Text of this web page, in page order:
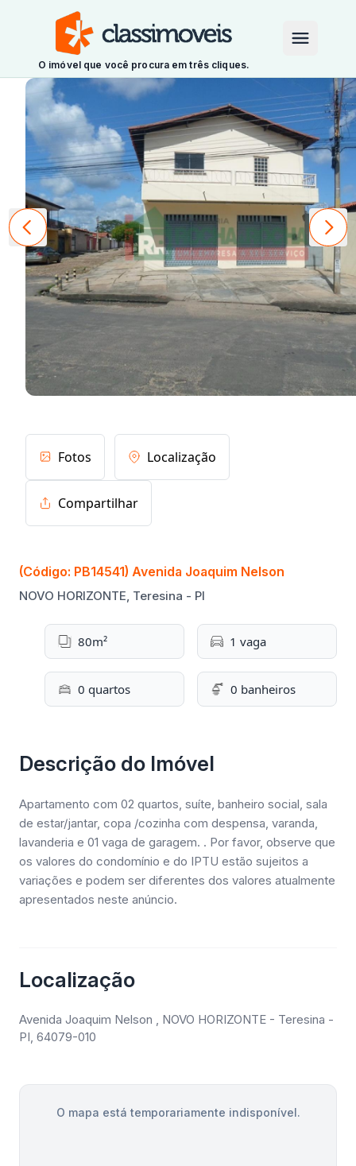
O imóvel que você procura em três cliques.
Fotos Localização
Compartilhar
(Código: PB14541) Avenida Joaquim Nelson
NOVO HORIZONTE, Teresina - PI
80m² 1 vaga
0 quartos 0 banheiros
Descrição do Imóvel
Apartamento com 02 quartos, suíte, banheiro social, sala
de estar/jantar, copa /cozinha com despensa, varanda,
lavanderia e 01 vaga de garagem. . Por favor, observe que
os valores do condomínio e do IPTU estão sujeitos a
variações e podem ser diferentes dos valores atualmente
apresentados neste anúncio.
Localização
Avenida Joaquim Nelson , NOVO HORIZONTE - Teresina -
PI, 64079-010
O mapa está temporariamente indisponível.